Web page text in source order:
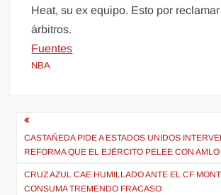
Heat, su ex equipo. Esto por
árbitros.
Fuentes
NBA
Navegación
de
entradas
CASTAÑEDA PIDE A ESTADOS UNIDOS
REFORMA QUE EL EJÉRCITO PELEE CON AMLO
CRUZ AZUL CAE HUMILLADO ANTE EL CF
CONSUMA TREMENDO FRACASO